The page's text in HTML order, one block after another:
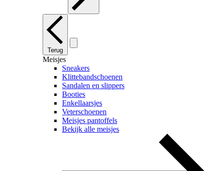
Terug
Meisjes
Sneakers
Klittebandschoenen
Sandalen en slippers
Booties
Enkellaarsjes
Veterschoenen
Meisjes pantoffels
Bekijk alle meisjes